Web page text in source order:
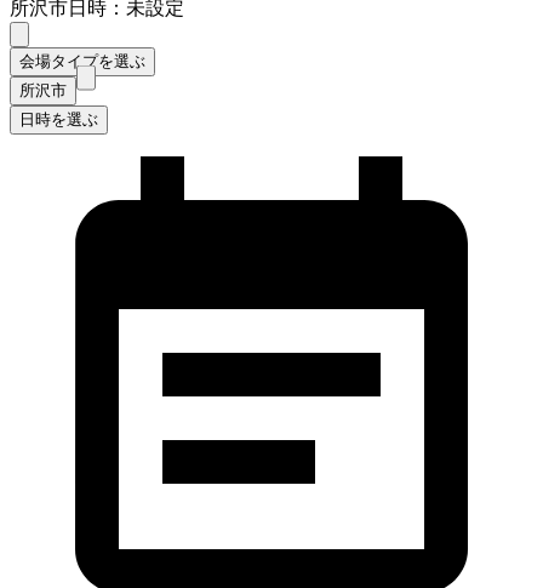
所沢市日時：未設定
会場タイプを選ぶ
所沢市
日時を選ぶ